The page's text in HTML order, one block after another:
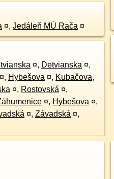
¤, Jedáleň MÚ Rača ¤
¤, Detvianska ¤,
¤, Hybešova ¤, Kubačova,
¤, Rostovská ¤,
¤, Hybešova ¤,
¤, Závadská ¤,